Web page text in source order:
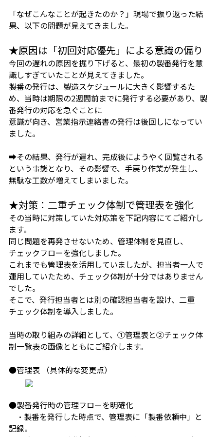
「なぜこんなことが起きたのか？」現場で振り返った結
果、以下の問題が見えてきました。
★原因は「初回対応優先」による意識の偏り
今回の遅れの原因を掘り下げると、最初の製番発行を意
識しすぎていたことが見えてきました。
製番の発行は、製造スケジュールに大きく影響するた
め、当時は期限の2週間前までに発行する必要があり、製
番発行の対応を急ぐことに
意識が向き、 営業指示連絡書の発行は後回しになってい
ました。
➡その結果、発行が遅れ、完成後にようやく回覧される
という事態となり、その影響で、手戻り作業が発生し、
無駄な工数が増えてしまいました。
★対策：二重チェック体制で管理表を強化
その当時に対策していた対応策を下記内容にてご紹介し
ます。
同じ問題を再発させないため、管理体制を見直し、
チェックフローを強化しました。
これまでも管理表を活用していましたが、担当者一人で
運用していたため、チェック体制が十分ではありません
でした。
そこで、発行担当者とは別の確認担当者を設け、二重
チェック体制を導入しました。
当時の取り組みの詳細として、①管理表と②チェック体
制一覧表の画像とともにご紹介します。
●管理表 （具体的な変更点）
●製番発行時の管理フローを明確化
・製番を発行した時点で、管理表に「製番依頼中」と
記録。